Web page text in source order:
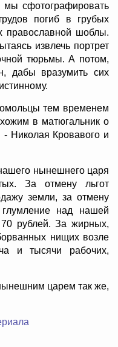
мы сфотографировать
погиб в грубых
православной шоблы.
извлечь портрет
тюрьмы. А потом,
дабы вразумить сих
тем временем
в матюгальник о
Николая Кровавого и
нынешнего царя
За отмену льгот
земли, за отмену
глумление над нашей
рублей. За жирных,
нищих возле
и тысячи рабочих,
царем так же,